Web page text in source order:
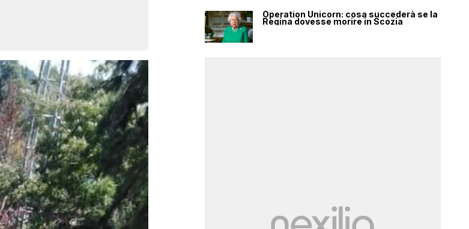
Operation Unicorn: cosa succederà se la
Regina dovesse morire in Scozia